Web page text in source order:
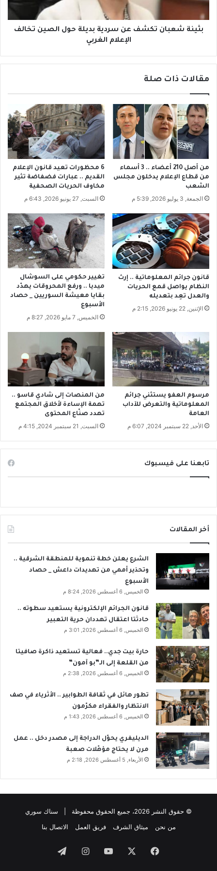
ن
ت
ي
ن
ف
ي
د
و
ا
ل
س
و
ر
ي
ك
ر
ة
ا
د
م
ب
ا
ع
ر
د
ي
ة
ل
ح
و
ل
ا
ل
ص
ن
ت
خ
ا
ل
إ
ع
ل
ا
م
ا
ل
غ
ب
بثينة شعبان تكشف عن سردية بديلة حول الصين تخالف
الإعلام الغربي
مقالات ذات صلة
من أصل 210 أعضاء .. 3 أسماء
من قطاع الإعلام يدخلون مجلس
الشعب
الجمعة, 3 يوليو 2026, 5:39 م
6 محظورات تعيد قانون الإعلام
القديم .. عبارات فضفاضة تثير
مخاوف الحريات الصحفية
السبت, 27 يونيو 2026, 6:43 م
قانون جرائم المعلوماتية .. إرث
النظام يواصل قمع الحريات
والعدل تعِد بتعديله
الإثنين, 22 يونيو 2026, 2:15 م
تغيير حكومي على السوشال
ميديا .. ورفع المحروقات يهدّد
بقايا معيشة السوريين _ حصاد
الأسبوع
الخميس, 7 مايو 2026, 8:27 م
مرسوم العفو يستثني جرائم
المعلوماتية والتعرض للآداب
العامة
الأحد, 22 سبتمبر 2024, 6:07 م
من المنصات إلى شادي قاسو ..
تهمة الإساءة لأخلاق المجتمع
تهدد صنّاع المحتوى
السبت, 21 سبتمبر 2024, 4:15 م
تابعنا على فيسبوك
أخر المقالات
الشرع يعلن خطة تنموية للمنطقة الشرقية ..
وتحذير أممي من تهديدات داعش _ حصاد
الأسبوع
الخميس, 6 أغسطس 2026, 8:24 م
قانون الجرائم الإلكترونية يستعيد سطوته ..
حادثتا اعتقال تهددان حرية التعبير
الخميس, 6 أغسطس 2026, 3:01 م
حارة بيت جدي.. فعالية تستعيد ذاكرة صافيتا
من القلعة إلى الـ”بو آمون”
الخميس, 6 أغسطس 2026, 2:38 م
تطور هائل في ثقافة الطوابير .. الأثرياء في صف
الانتظار والفقراء مكرّمون
الخميس, 6 أغسطس 2026, 1:43 م
الديليفري يحوّل الدراجة إلى مصدر دخل .. عمل
مرن لا يحتاج مؤهّلات صعبة
الأربعاء, 5 أغسطس 2026, 2:18 م
© حقوق النشر 2026، جميع الحقوق محفوظة | سناك سوري
من نحن
ميثاق الشرف فريق العمل الاتصال بنا
فيسبوك ‫YouTubeانستقرام